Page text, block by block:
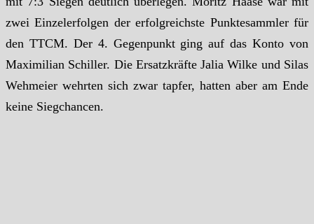
zwei Einzelerfolgen der erfolgreichste Punktesammler für
den TTCM. Der 4. Gegenpunkt ging auf das Konto von
Maximilian Schiller. Die Ersatzkräfte Jalia Wilke und Silas
Wehmeier wehrten sich zwar tapfer, hatten aber am Ende
keine Siegchancen.